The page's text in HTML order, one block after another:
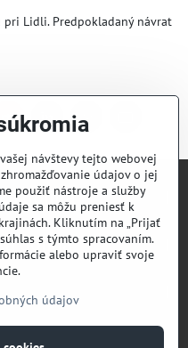
pri Lidli. Predpokladaný návrat
Reddit LinkedInWhatsApp
dolina
dolina
návštevy tejto webovej
údajov o jej
použiť nástroje a služby
sa môžu preniesť k
Kliknutím na „Prijať
s týmto spracovaním.
alebo upraviť svoje
údajov